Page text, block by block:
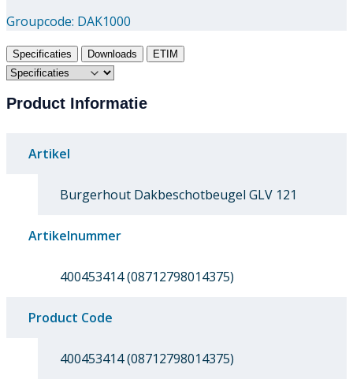
Groupcode: DAK1000
Specificaties Downloads ETIM
Product Informatie
Artikel
Burgerhout Dakbeschotbeugel GLV 121
Artikelnummer
400453414 (08712798014375)
Product Code
400453414 (08712798014375)